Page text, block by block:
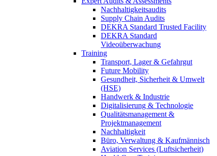
Nachhaltigkeitsaudits
Supply Chain Audits
DEKRA Standard Trusted Facility
DEKRA Standard
Videoüberwachung
Training
Transport, Lager & Gefahrgut
Future Mobility
Gesundheit, Sicherheit & Umwelt
(HSE)
Handwerk & Industrie
Digitalisierung & Technologie
Qualitätsmanagement &
Projektmanagement
Nachhaltigkeit
Büro, Verwaltung & Kaufmännisch
Aviation Services (Luftsicherheit)